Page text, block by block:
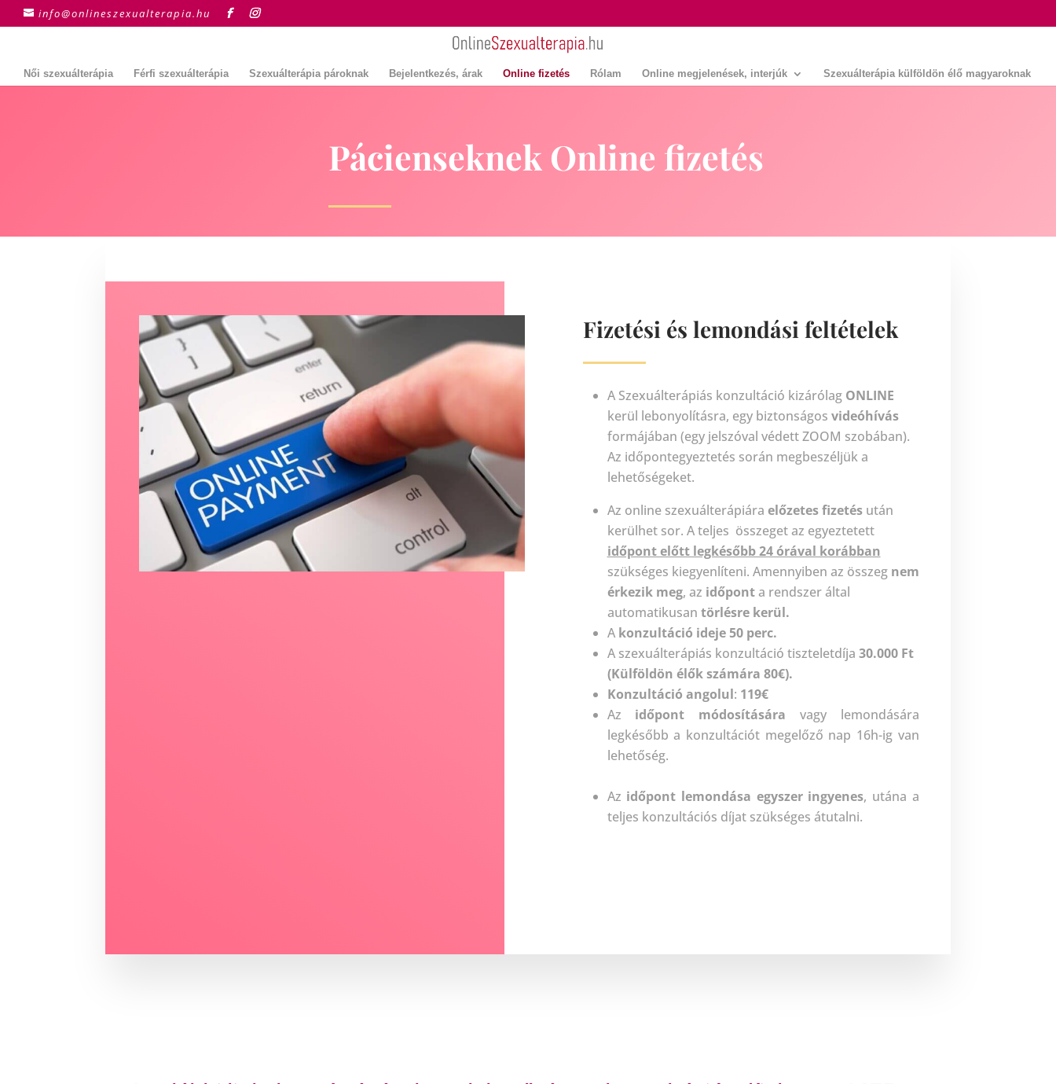
info@onlineszexualterapia.hu
Női szexuálterápia Férfi szexuálterápia Szexuálterápia pároknak Bejelentkezés, árak Online fizetés Rólam Online megjelenések, interjúk Szexuálterápia külföldön élő magyaroknak
Pácienseknek Online fizetés
Fizetési és lemondási feltételek
A Szexuálterápiás konzultáció kizárólag ONLINE
kerül lebonyolításra, egy biztonságos videóhívás
formájában (egy jelszóval védett ZOOM szobában).
Az időpontegyeztetés során megbeszéljük a
lehetőségeket.
Az online szexuálterápiára előzetes fizetésután
kerülhet sor. A teljes összeget az egyeztetett
időpont előtt legkésőbb 24 órával korábban
szükséges kiegyenlíteni. Amennyiben az összeg nem
érkezik meg, az időponta rendszer által
automatikusan törlésre kerül.
A konzultáció ideje 50 perc.
A szexuálterápiás konzultáció tiszteletdíja 30.000 Ft
(Külföldön élők számára 80€).
Konzultáció angolul: 119€
Az időpont módosítására vagy lemondására
legkésőbb a konzultációt megelőző nap 16h-ig van
lehetőség.
Az időpont lemondása egyszer ingyenes, utána a
teljes konzultációs díjat szükséges átutalni.